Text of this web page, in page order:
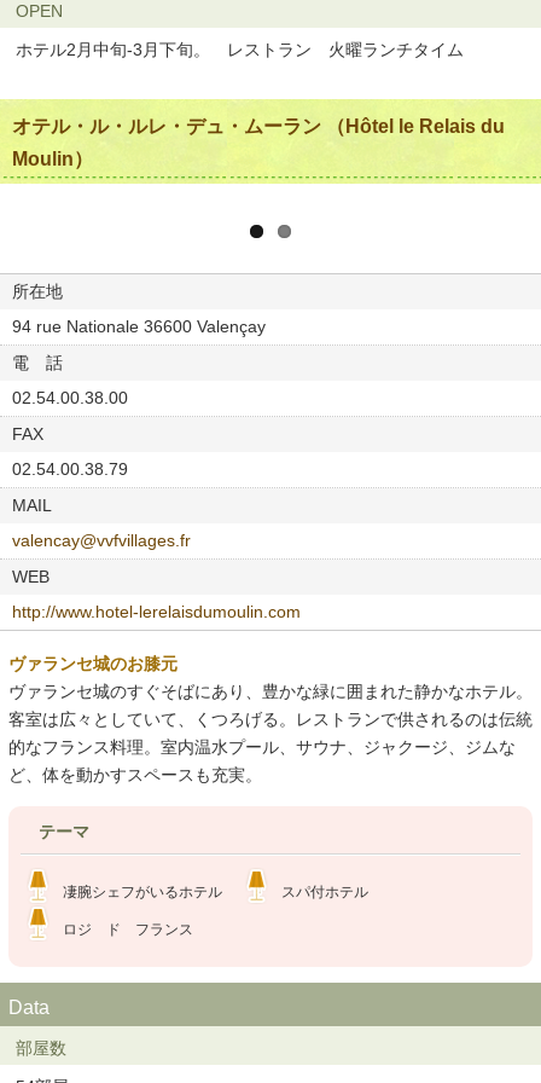
OPEN
ホテル2月中旬-3月下旬。 レストラン 火曜ランチタイム
オテル・ル・ルレ・デュ・ムーラン （Hôtel le Relais du
Moulin）
所在地
94 rue Nationale 36600 Valençay
電 話
02.54.00.38.00
FAX
02.54.00.38.79
MAIL
valencay@vvfvillages.fr
WEB
http://www.hotel-lerelaisdumoulin.com
ヴァランセ城のお膝元
ヴァランセ城のすぐそばにあり、豊かな緑に囲まれた静かなホテル。
客室は広々としていて、くつろげる。レストランで供されるのは伝統
的なフランス料理。室内温水プール、サウナ、ジャクージ、ジムな
ど、体を動かすスペースも充実。
テーマ
凄腕シェフがいるホテル スパ付ホテル
ロジ ド フランス
Data
部屋数